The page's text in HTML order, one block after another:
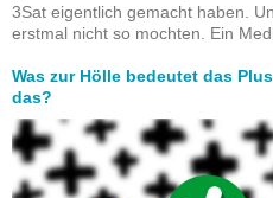
3Sat eigentlich gemacht haben.
erstmal nicht so mochten. Ein
Was zur Hölle bedeutet das
das?